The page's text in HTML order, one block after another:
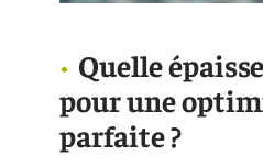
Quelle
pour une
parfaite ?